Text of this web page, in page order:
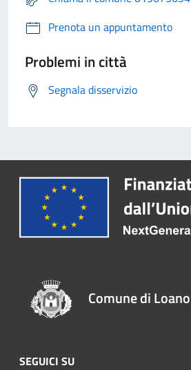
Prenota un appuntamento
Problemi in città
Segnala disservizio
Comune di Loano
SEGUICI SU